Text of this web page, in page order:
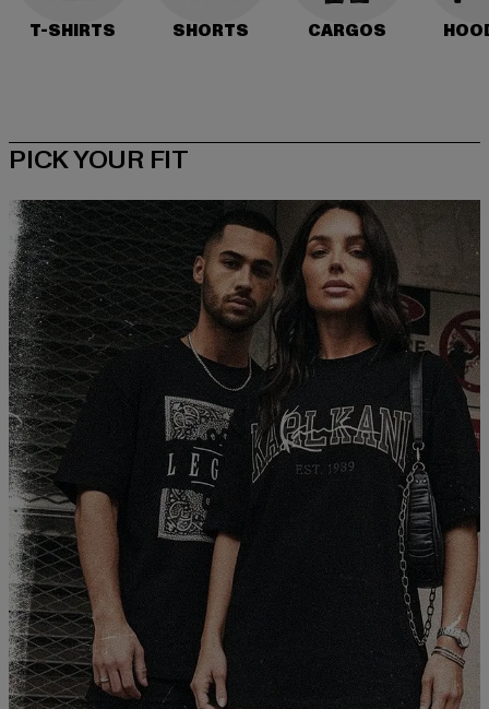
T-SHIRTS SHORTS CARGOS
PICK YOUR FIT